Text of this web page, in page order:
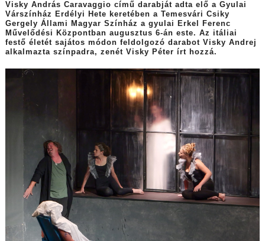
Visky András Caravaggio című darabját adta elő a Gyulai
Várszínház Erdélyi Hete keretében a Temesvári Csiky
Gergely Állami Magyar Színház a gyulai Erkel Ferenc
Művelődési Központban augusztus 6-án este. Az itáliai
festő életét sajátos módon feldolgozó darabot Visky Andrej
alkalmazta színpadra, zenét Visky Péter írt hozzá.